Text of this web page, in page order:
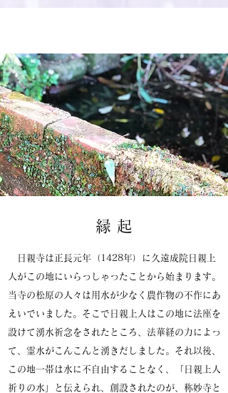
縁 起
日親寺は正長元年（1428年）に久遠成院日親上
人がこの地にいらっしゃったことから始まります。
当寺の松原の人々は用水が少なく農作物の不作にあ
えいでいました。そこで日親上人はこの地に法座を
設けて湧水祈念をされたところ、法華経の力によっ
て、霊水がこんこんと湧きだしました。それ以後、
この地一帯は水に不自由することなく、「日親上人
祈りの水」と伝えられ、創設されたのが、称妙寺と